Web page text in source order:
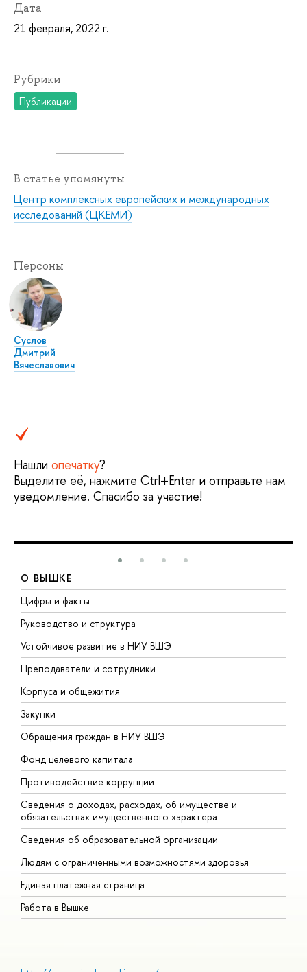
Дата
21 февраля, 2022 г.
Рубрики
Публикации
В статье упомянуты
Центр комплексных европейских и международных
исследований (ЦКЕМИ)
Персоны
Суслов
Дмитрий
Вячеславович
Нашли опечатку?
Выделите её, нажмите Ctrl+Enter и отправьте нам
уведомление. Спасибо за участие!
О ВЫШКЕ
Цифры и факты
Руководство и структура
Устойчивое развитие в НИУ ВШЭ
Преподаватели и сотрудники
Корпуса и общежития
Закупки
Обращения граждан в НИУ ВШЭ
Фонд целевого капитала
Противодействие коррупции
Сведения о доходах, расходах, об имуществе и
обязательствах имущественного характера
Сведения об образовательной организации
Людям с ограниченными возможностями здоровья
Единая платежная страница
Работа в Вышке